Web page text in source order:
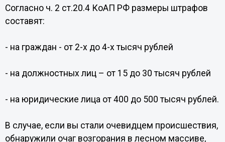
Согласно ч. 2 ст.20.4 КоАП РФ размеры штрафов
составят:
- на граждан - от 2-х до 4-х тысяч рублей
- на должностных лиц – от 15 до 30 тысяч рублей
- на юридические лица от 400 до 500 тысяч рублей.
В случае, если вы стали очевидцем происшествия,
обнаружили очаг возгорания в лесном массиве,